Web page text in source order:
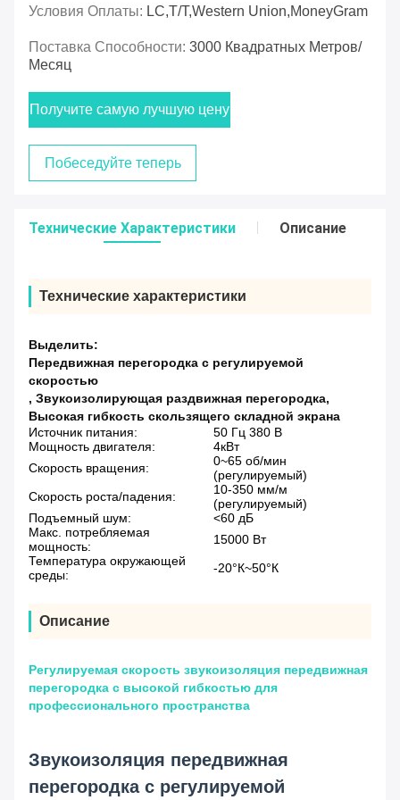
Условия Оплаты: LC,T/T,Western Union,MoneyGram
Поставка Способности: 3000 Квадратных Метров/
Месяц
Получите самую лучшую цену
Побеседуйте теперь
Технические Характеристики Описание
Технические характеристики
Выделить:
Передвижная перегородка с регулируемой
скоростью
, Звукоизолирующая раздвижная перегородка,
Высокая гибкость скользящего складной экрана
Источник питания:
50 Гц 380 В
Мощность двигателя:
4кВт
Скорость вращения:
0~65 об/мин
(регулируемый)
Скорость роста/падения:
10-350 мм/м
(регулируемый)
Подъемный шум:
<60 дБ
Макс. потребляемая
мощность:
15000 Вт
Температура окружающей
среды:
-20°К~50°К
Описание
Регулируемая скорость звукоизоляция передвижная
перегородка с высокой гибкостью для
профессионального пространства
Звукоизоляция передвижная
перегородка с регулируемой